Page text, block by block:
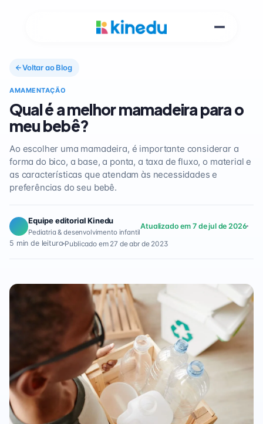
Voltar ao Blog
AMAMENTAÇÃO
Qual é a melhor mamadeira para o
meu bebê?
Ao escolher uma mamadeira, é importante considerar a
forma do bico, a base, a ponta, a taxa de fluxo, o material e
as características que atendam às necessidades e
preferências do seu bebê.
Equipe editorial Kinedu
Pediatria & desenvolvimento infantil
Atualizado em 7 de jul de 2026
5 min de leitura Publicado em 27 de abr de 2023